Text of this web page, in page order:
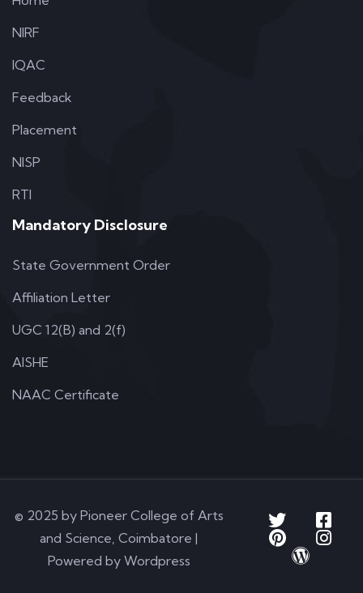
NIRF
IQAC
Feedback
Placement
NISP
RTI
Mandatory Disclosure
State Government Order
Affiliation Letter
UGC 12(B) and 2(f)
AISHE
NAAC Certificate
© 2025 by Pioneer College of Arts
and Science, Coimbatore |
Powered by Wordpress